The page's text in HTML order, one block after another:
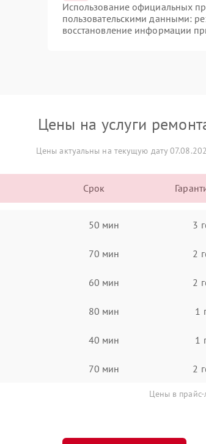
Использование официальных
пользовательскими данными:
восстановление информации
Цены на услуги
Цены актуальны на текущую дату
Срок
50 мин 3
70 мин 2
60 мин 2
80 мин 1
40 мин 1
70 мин 2
Цены в прайс-